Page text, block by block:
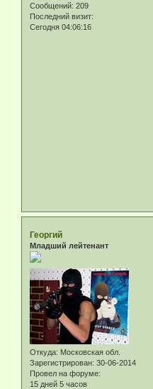
Сообщений: 209
Последний визит:
Сегодня 04:06:16
Георгий
Младший лейтенант
Откуда: Московская обл.
Зарегистрирован: 30-06-2014
Провел на форуме:
15 дней 5 часов